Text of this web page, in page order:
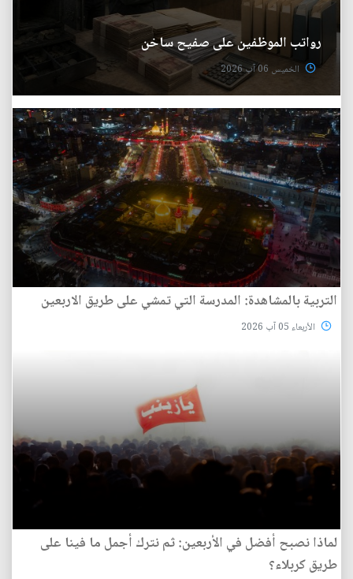
رواتب الموظفين على صفيح ساخن
الخميس 06 آب 2026
التربية بالمشاهدة: المدرسة التي تمشي على طريق الاربعين
الأربعاء 05 آب 2026
لماذا نصبح أفضل في الأربعين: ثم نترك أجمل ما فينا على
طريق كربلاء؟